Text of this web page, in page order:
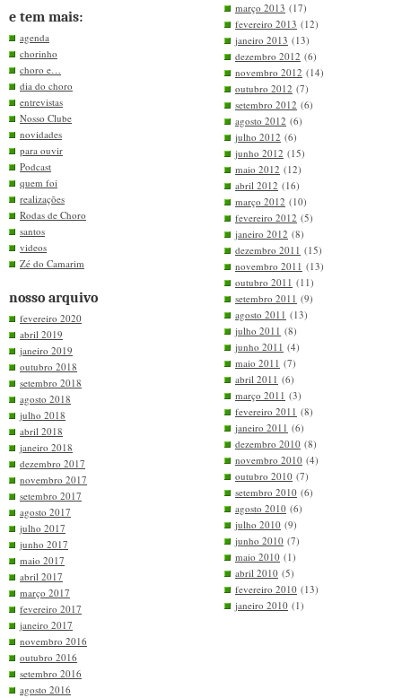
e tem mais:
agenda
chorinho
choro e…
dia do choro
entrevistas
Nosso Clube
novidades
para ouvir
Podcast
quem foi
realizações
Rodas de Choro
santos
videos
Zé do Camarim
nosso arquivo
fevereiro 2020
abril 2019
janeiro 2019
outubro 2018
setembro 2018
agosto 2018
julho 2018
abril 2018
janeiro 2018
dezembro 2017
novembro 2017
setembro 2017
agosto 2017
julho 2017
junho 2017
maio 2017
abril 2017
março 2017
fevereiro 2017
janeiro 2017
novembro 2016
outubro 2016
setembro 2016
agosto 2016
março 2013 (17)
fevereiro 2013 (12)
janeiro 2013 (13)
dezembro 2012 (6)
novembro 2012 (14)
outubro 2012 (7)
setembro 2012 (6)
agosto 2012 (6)
julho 2012 (6)
junho 2012 (15)
maio 2012 (12)
abril 2012 (16)
março 2012 (10)
fevereiro 2012 (5)
janeiro 2012 (8)
dezembro 2011 (15)
novembro 2011 (13)
outubro 2011 (11)
setembro 2011 (9)
agosto 2011 (13)
julho 2011 (8)
junho 2011 (4)
maio 2011 (7)
abril 2011 (6)
março 2011 (3)
fevereiro 2011 (8)
janeiro 2011 (6)
dezembro 2010 (8)
novembro 2010 (4)
outubro 2010 (7)
setembro 2010 (6)
agosto 2010 (6)
julho 2010 (9)
junho 2010 (7)
maio 2010 (1)
abril 2010 (5)
fevereiro 2010 (13)
janeiro 2010 (1)